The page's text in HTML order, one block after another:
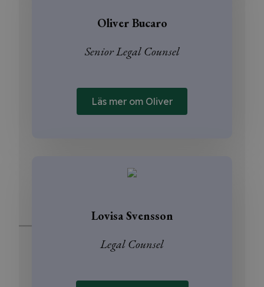
Oliver Bucaro
Senior Legal Counsel
Läs mer om Oliver
Lovisa Svensson
Legal Counsel